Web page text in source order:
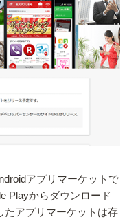
アプリマーケットで
Playからダウンロード
たアプリマーケットは存